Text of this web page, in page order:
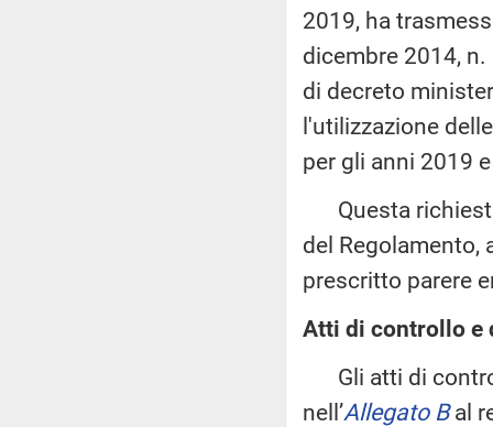
2019, ha
dicembre 2014,
di decreto
l'utilizzazione
per gli anni 2019
Questa
del Regolamento,
prescritto parere
Atti di controllo e
Gli atti di
nell’Allegato Bal